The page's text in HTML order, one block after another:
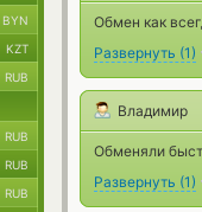
Обмен как
Развернуть (1)
Владимир
Обменяли
Развернуть (1)
BYN
KZT
RUB
RUB
RUB
RUB